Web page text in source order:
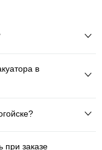
в
при заказе